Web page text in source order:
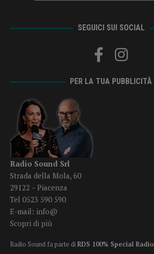
SEGUICI SUI SOCIAL
PER LA TUA PUBBLICITÀ
Radio Sound Srl
Strada della Mola, 60
29122 – Piacenza
Tel 0523 590 590
E-mail: info@
Scopri di più
Radio Sound fa parte diRDS 100% Special Radio